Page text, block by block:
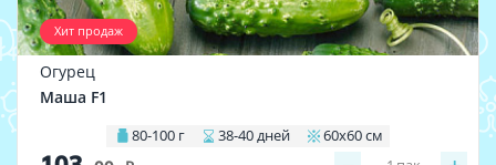
Хит продаж
Огурец
Маша F1
80-100 г 38-40 дней 60х60 см